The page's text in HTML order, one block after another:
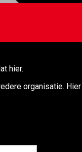
hier.
organisatie.